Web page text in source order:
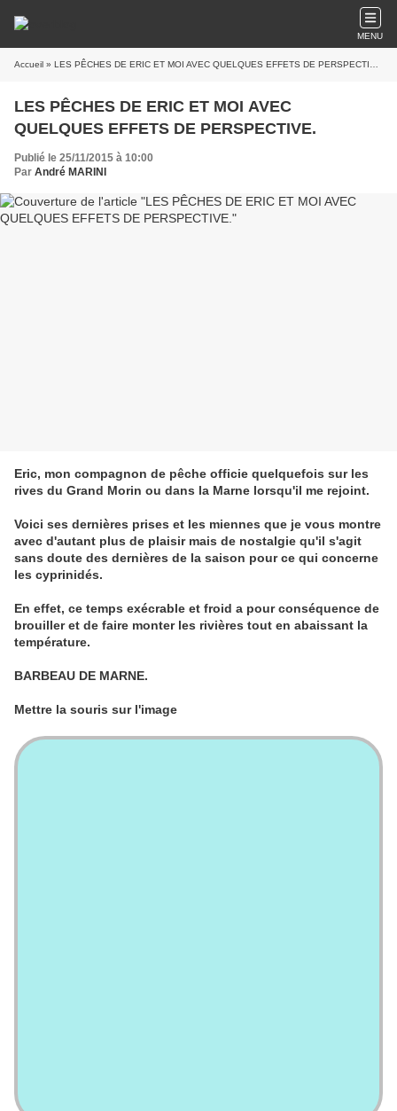
MENU
Accueil » LES PÊCHES DE ERIC ET MOI AVEC QUELQUES EFFETS DE PERSPECTIVE.
LES PÊCHES DE ERIC ET MOI AVEC
QUELQUES EFFETS DE PERSPECTIVE.
Publié le 25/11/2015 à 10:00
Par André MARINI
Eric, mon compagnon de pêche officie quelquefois sur les
rives du Grand Morin ou dans la Marne lorsqu'il me rejoint.
Voici ses dernières prises et les miennes que je vous montre
avec d'autant plus de plaisir mais de nostalgie qu'il s'agit
sans doute des dernières de la saison pour ce qui concerne
les cyprinidés.
En effet, ce temps exécrable et froid a pour conséquence de
brouiller et de faire monter les rivières tout en abaissant la
température.
BARBEAU DE MARNE.
Mettre la souris sur l'image